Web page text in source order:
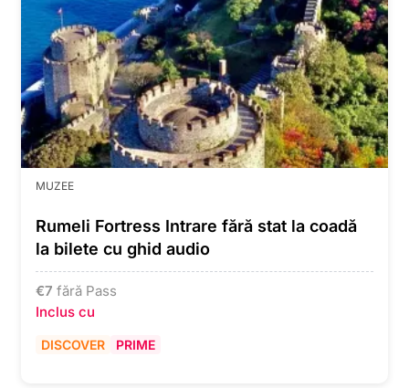
MUZEE
Rumeli Fortress Intrare fără stat la coadă
la bilete cu ghid audio
€7 fără Pass
Inclus cu
DISCOVER PRIME